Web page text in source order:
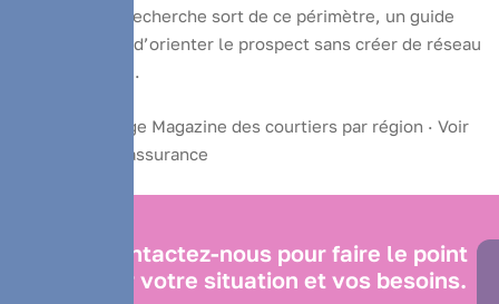
Loire. Quand la recherche sort de ce périmètre, un guide
éditorial permet d’orienter le prospect sans créer de réseau
de liens artificiel.
Le guide Courtage Magazine des courtiers par région · Voir
nos ressources assurance
Contactez-nous pour faire le point
sur votre situation et vos besoins.